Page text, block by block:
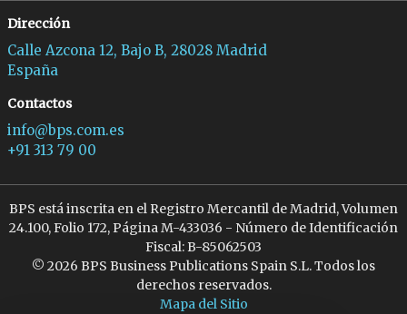
Dirección
Calle Azcona 12, Bajo B, 28028 Madrid
España
Contactos
info@bps.com.es
+91 313 79 00
BPS está inscrita en el Registro Mercantil de Madrid, Volumen
24.100, Folio 172, Página M-433036 - Número de Identificación
Fiscal: B-85062503
© 2026 BPS Business Publications Spain S.L. Todos los
derechos reservados.
Mapa del Sitio